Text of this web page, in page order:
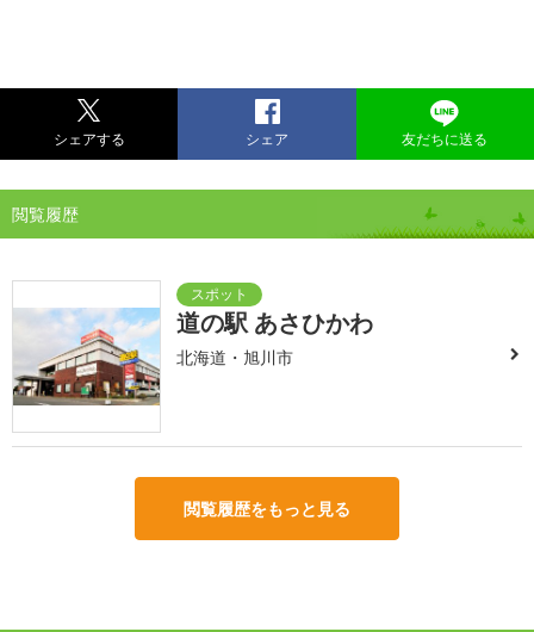
シェアする シェア 友だちに送る
閲覧履歴
道の駅 あさひかわ
北海道・旭川市
閲覧履歴をもっと見る